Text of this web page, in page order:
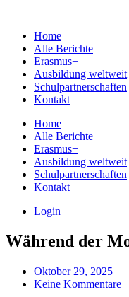
Home
Alle Berichte
Erasmus+
Ausbildung weltweit
Schulpartnerschaften
Kontakt
Home
Alle Berichte
Erasmus+
Ausbildung weltweit
Schulpartnerschaften
Kontakt
Login
Während der
Oktober 29, 2025
Keine Kommentare